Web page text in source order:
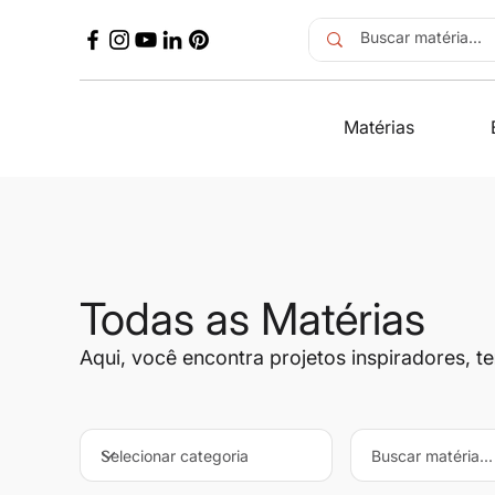
Matérias
Todas as Matérias
Aqui, você encontra projetos inspiradores,